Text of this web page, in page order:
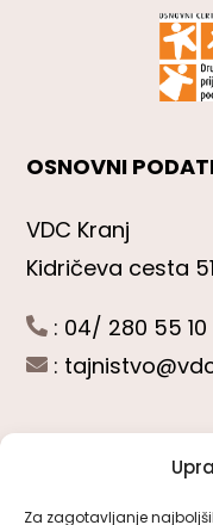
Za zagotavljanje
OSNOVNI
VDC Kranj
Kidričeva cesta
: 04/ 280 55 10
: